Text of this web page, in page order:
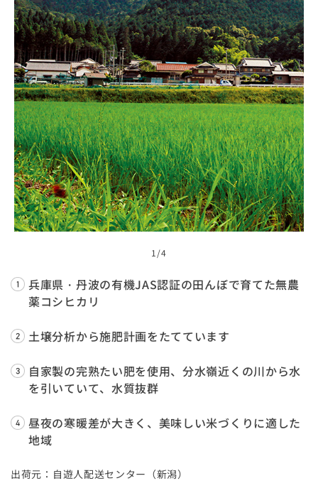
1 /4
兵庫県・丹波の有機JAS認証の田んぼで育てた無農
薬コシヒカリ
土壌分析から施肥計画をたてています
自家製の完熟たい肥を使用、分水嶺近くの川から水
を引いていて、水質抜群
昼夜の寒暖差が大きく、美味しい米づくりに適した
地域
出荷元：自遊人配送センター（新潟）